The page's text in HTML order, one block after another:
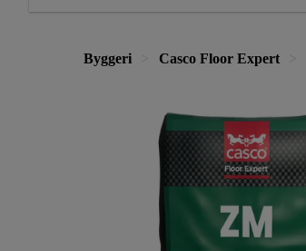
Byggeri Casco Floor Expert